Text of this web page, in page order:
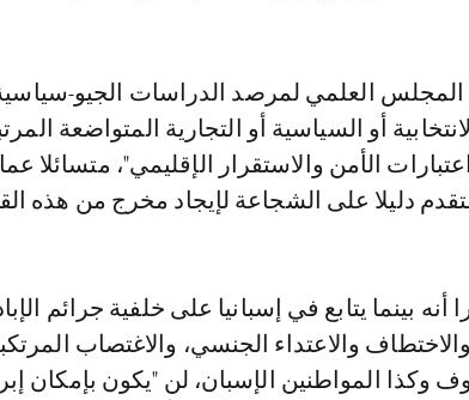
العلمي لمرصد الدراسات الجيو-
أو السياسية أو التجارية المتواضعة
الأمن والاستقرار الإقليمي"، متسائلا
دليلا على الشجاعة لإيجاد مخرج من هذه
بينما يتابع في إسبانيا على خلفية جرائم
والاعتداء الجنسي، والاغتصاب
المواطنين الإسبان، لن "يكون بإمكان